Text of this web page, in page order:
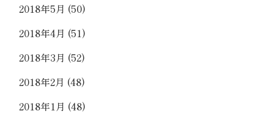
2018年5月 (50)
2018年4月 (51)
2018年3月 (52)
2018年2月 (48)
2018年1月 (48)